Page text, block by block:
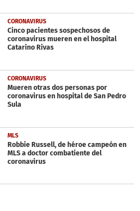
CORONAVIRUS
Cinco pacientes sospechosos de
coronavirus mueren en el hospital
Catarino Rivas
CORONAVIRUS
Mueren otras dos personas por
coronavirus en hospital de San Pedro
Sula
MLS
Robbie Russell, de héroe campeón en
MLS a doctor combatiente del
coronavirus